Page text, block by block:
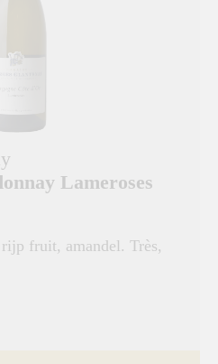
Lameroses
fruit, amandel. Très,